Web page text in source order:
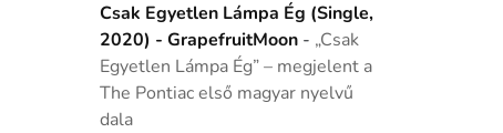
Csak Egyetlen Lámpa Ég (Single,
2020) - GrapefruitMoon- „Csak
Egyetlen Lámpa Ég” – megjelent a
The Pontiac első magyar nyelvű
dala